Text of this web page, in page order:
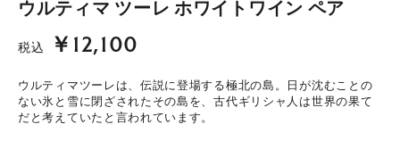
ウルティマ ツーレ ホワイトワイン ペア
税込 ￥12,100
ウルティマツーレは、伝説に登場する極北の島。日が沈むことの
ない氷と雪に閉ざされたその島を、古代ギリシャ人は世界の果て
だと考えていたと言われています。